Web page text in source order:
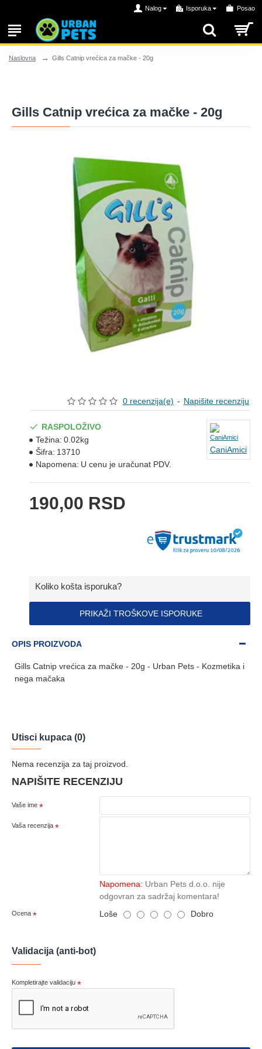
Nalog Isporuka Posao
Naslovna Gills Catnip vrećica za mačke - 20g
Gills Catnip vrećica za mačke - 20g
0 recenzija(e) - Napišite recenziju
190,00 RSD
RASPOLOŽIVO
Težina: 0.02kg
Šifra: 13710
Napomena: U cenu je uračunat PDV.
CaniAmici
Koliko košta isporuka?
PRIKAŽI TROŠKOVE ISPORUKE
OPIS PROIZVODA
Gills Catnip vrećica za mačke - 20g - Urban Pets - Kozmetika i
nega mačaka
Utisci kupaca (0)
Nema recenzija za taj proizvod.
NAPIŠITE RECENZIJU
Vaše ime
Vaša recenzija
Napomena: Urban Pets d.o.o. nije
odgovran za sadržaj komentara!
Ocena Loše Dobro
Validacija (anti-bot)
Kompletirajte validaciju